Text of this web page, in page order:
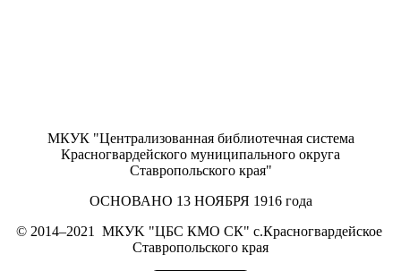
МКУК "Централизованная библиотечная система
Красногвардейского муниципального округа
Ставропольского края"
ОСНОВАНО 13 НОЯБРЯ 1916 года
© 2014–2021
МКУK "ЦБС КМО СК" с.Красногвардейское
Ставропольского края